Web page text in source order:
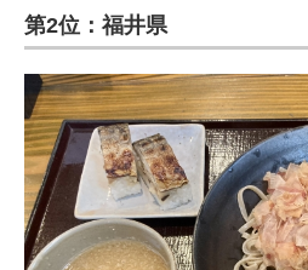
第2位：福井県